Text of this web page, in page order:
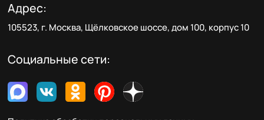
Адрес:
105523, г. Москва, Щёлковское шоссе, дом 100, корпус 10
Социальные сети: